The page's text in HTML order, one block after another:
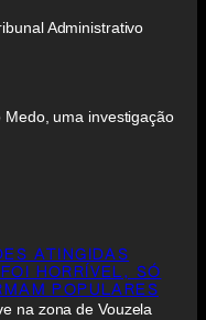
Administrativo
uma investigação
ATINGIDAS
HORRÍVEL, SÓ
POPULARES
na zona de Vouzela